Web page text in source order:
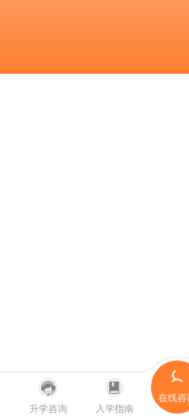
升学咨询 入学指南
在线咨